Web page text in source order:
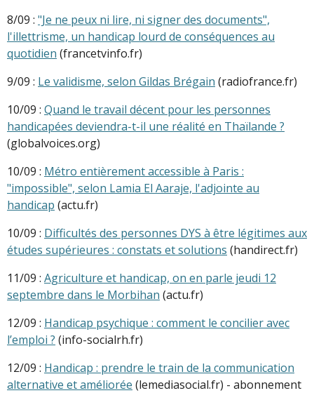
8/09 : "Je ne peux ni lire, ni signer des documents",
l'illettrisme, un handicap lourd de conséquences au
quotidien (francetvinfo.fr)
9/09 : Le validisme, selon Gildas Brégain (radiofrance.fr)
10/09 : Quand le travail décent pour les personnes
handicapées deviendra-t-il une réalité en Thaïlande ?
(globalvoices.org)
10/09 : Métro entièrement accessible à Paris :
"impossible", selon Lamia El Aaraje, l'adjointe au
handicap (actu.fr)
10/09 : Difficultés des personnes DYS à être légitimes aux
études supérieures : constats et solutions (handirect.fr)
11/09 : Agriculture et handicap, on en parle jeudi 12
septembre dans le Morbihan (actu.fr)
12/09 : Handicap psychique : comment le concilier avec
l’emploi ? (info-socialrh.fr)
12/09 : Handicap : prendre le train de la communication
alternative et améliorée (lemediasocial.fr) - abonnement